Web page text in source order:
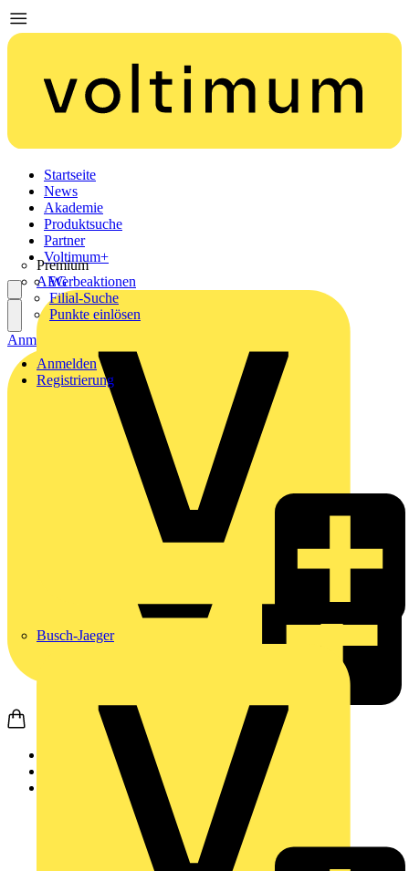
Startseite
News
Akademie
Produktsuche
Partner
Premium
AEG
Busch-Jaeger
Voltimum+
Werbeaktionen
Filial-Suche
Punkte einlösen
Anmelden
Registrierung
Anmelden
Aufzeichnung